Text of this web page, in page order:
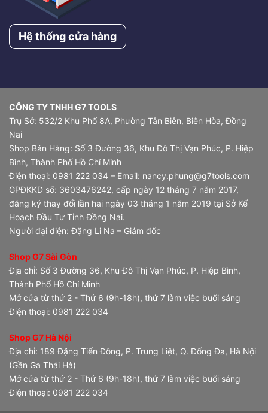
Hệ thống cửa hàng
CÔNG TY TNHH G7 TOOLS
Trụ Sở: 532/2 Khu Phố 8A, Phường Tân Biên, Biên Hòa, Đồng
Nai
Shop Bán Hàng: Số 3 Đường 36, Khu Đô Thị Vạn Phúc, P. Hiệp
Bình, Thành Phố Hồ Chí Minh
Điện thoại: 0981 222 034 – Email: nancy.phung@g7tools.com
GPĐKKD số: 3603476242, cấp ngày 12 tháng 7 năm 2017,
đăng ký thay đổi lần hai ngày 03 tháng 1 năm 2019 tại Sở Kế
Hoạch Đầu Tư Tỉnh Đồng Nai.
Người đại diện: Đặng Li Na – Giám đốc
Shop G7 Sài Gòn
Địa chỉ: Số 3 Đường 36, Khu Đô Thị Vạn Phúc, P. Hiệp Bình,
Thành Phố Hồ Chí Minh
Mở cửa từ thứ 2 - Thứ 6 (9h-18h), thứ 7 làm việc buổi sáng
Điện thoại: 0981 222 034
Shop G7 Hà Nội
Địa chỉ: 189 Đặng Tiến Đông, P. Trung Liệt, Q. Đống Đa, Hà Nội
(Gần Ga Thái Hà)
Mở cửa từ thứ 2 - Thứ 6 (9h-18h), thứ 7 làm việc buổi sáng
Điện thoại: 0981 222 034